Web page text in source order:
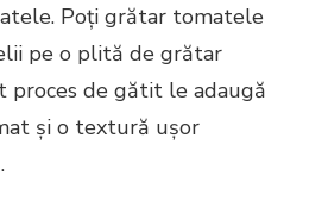
Poți grătar tomatele
pe o plită de grătar
proces de gătit le adaugă
și o textură ușor